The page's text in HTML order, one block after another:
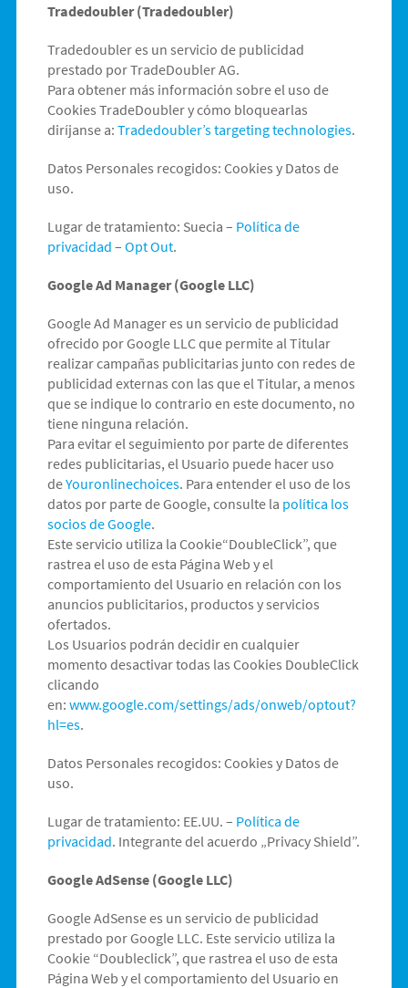
Tradedoubler (Tradedoubler)
Tradedoubler es un servicio de publicidad
prestado por TradeDoubler AG.
Para obtener más información sobre el uso de
Cookies TradeDoubler y cómo bloquearlas
diríjanse a: Tradedoubler’s targeting technologies.
Datos Personales recogidos: Cookies y Datos de
uso.
Lugar de tratamiento: Suecia – Política de
privacidad – Opt Out.
Google Ad Manager (Google LLC)
Google Ad Manager es un servicio de publicidad
ofrecido por Google LLC que permite al Titular
realizar campañas publicitarias junto con redes de
publicidad externas con las que el Titular, a menos
que se indique lo contrario en este documento, no
tiene ninguna relación.
Para evitar el seguimiento por parte de diferentes
redes publicitarias, el Usuario puede hacer uso
deYouronlinechoices. Para entender el uso de los
datos por parte de Google, consulte la política los
socios de Google.
Este servicio utiliza la Cookie“DoubleClick”, que
rastrea el uso de esta Página Web y el
comportamiento del Usuario en relación con los
anuncios publicitarios, productos y servicios
ofertados.
Los Usuarios podrán decidir en cualquier
momento desactivar todas las Cookies DoubleClick
clicando
en: www.google.com/settings/ads/onweb/optout?
hl=es.
Datos Personales recogidos: Cookies y Datos de
uso.
Lugar de tratamiento: EE.UU. – Política de
privacidad. Integrante del acuerdo „Privacy Shield”.
Google AdSense (Google LLC)
Google AdSense es un servicio de publicidad
prestado por Google LLC. Este servicio utiliza la
Cookie “Doubleclick”, que rastrea el uso de esta
Página Web y el comportamiento del Usuario en